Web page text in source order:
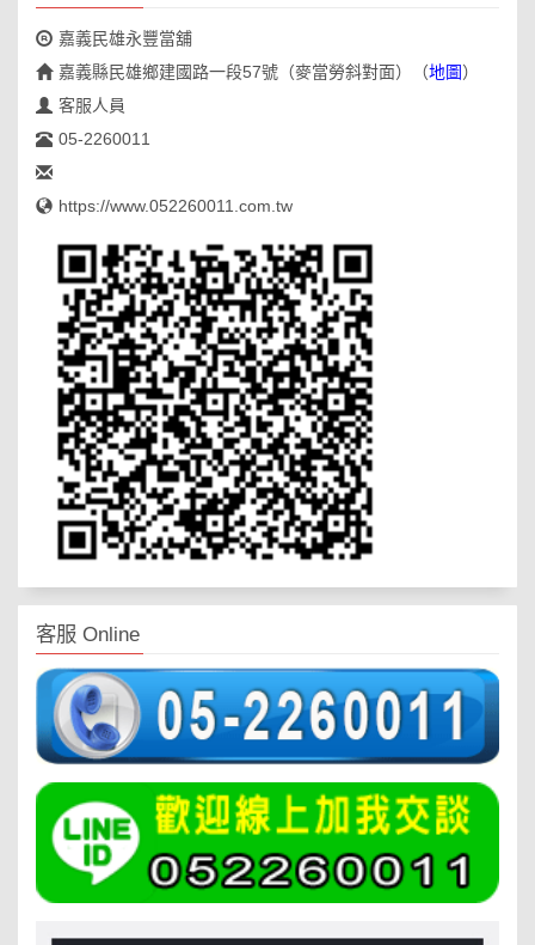
嘉義民雄永豐當舖
嘉義縣民雄鄉建國路一段57號（麥當勞斜對面）
（地圖）
客服人員
05-2260011
https://www.052260011.com.tw
客服 Online